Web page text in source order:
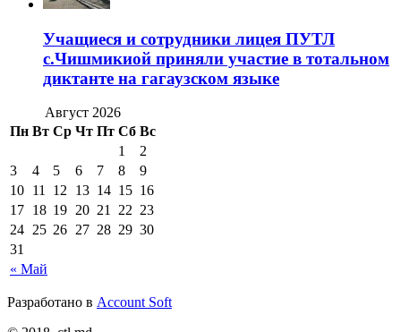
Учащиеся и сотрудники лицея ПУТЛ
с.Чишмикиой приняли участие в тотальном
диктанте на гагаузском языке
Август 2026
Пн Вт Ср Чт Пт Сб Вс
« Май
1
2
3
4 5 6 7 8
9
10 11 12 13 14 15 16
17 18 19 20 21 22 23
24 25 26 27 28 29 30
31
Разработано в Account Soft